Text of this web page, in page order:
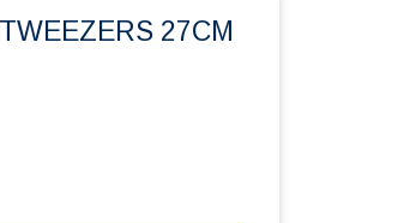
27CM